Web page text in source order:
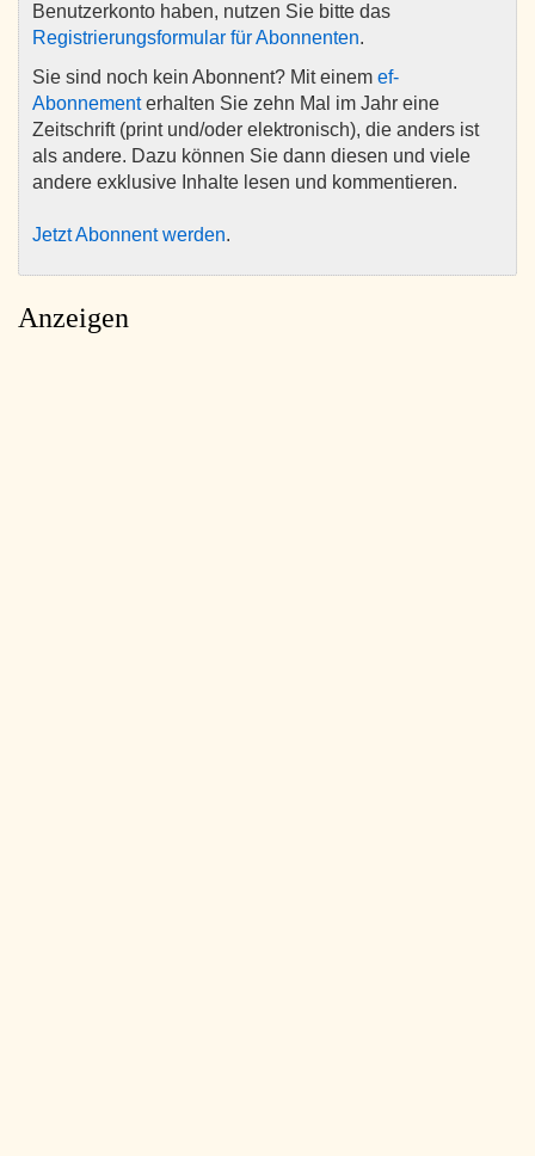
Benutzerkonto haben, nutzen Sie bitte das
Registrierungsformular für Abonnenten.
Sie sind noch kein Abonnent? Mit einem ef-
Abonnementerhalten Sie zehn Mal im Jahr eine
Zeitschrift (print und/oder elektronisch), die anders ist
als andere. Dazu können Sie dann diesen und viele
andere exklusive Inhalte lesen und kommentieren.
Jetzt Abonnent werden.
Anzeigen